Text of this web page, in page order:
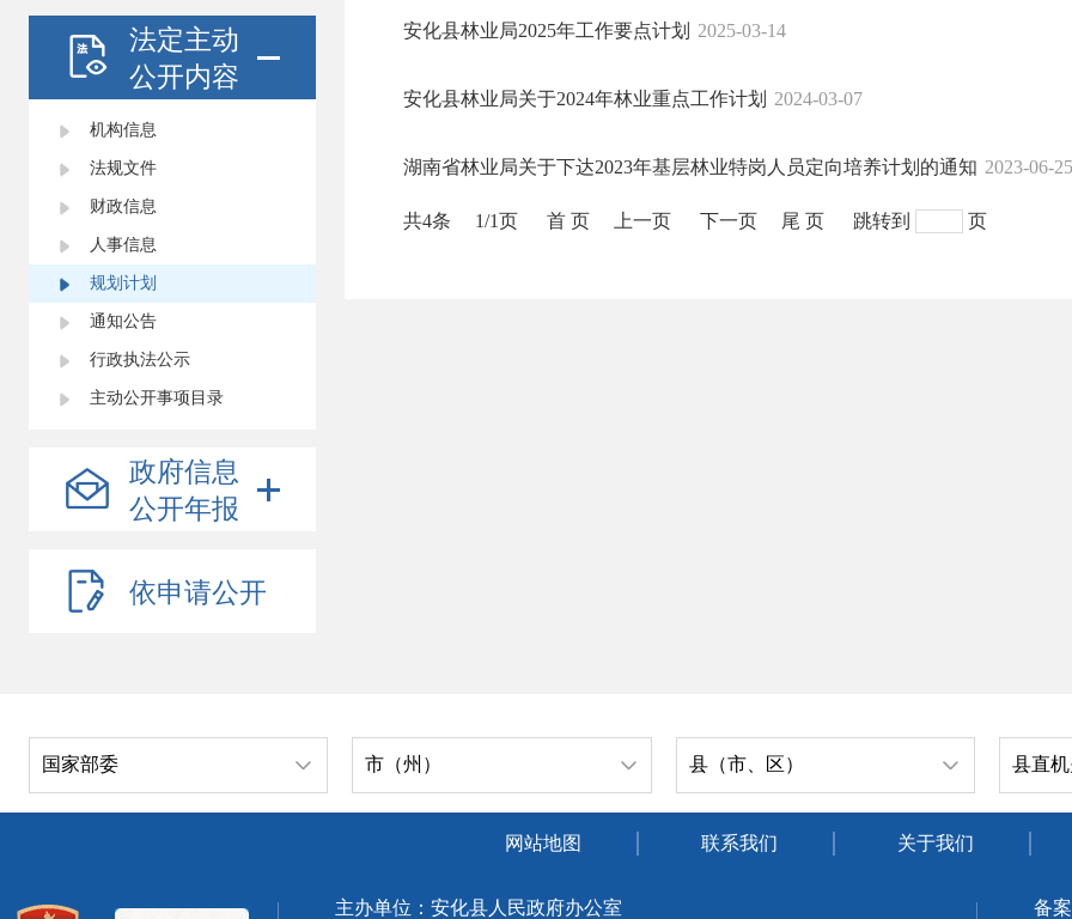
法定主动
公开内容
机构信息
法规文件
财政信息
人事信息
规划计划
通知公告
行政执法公示
主动公开事项目录
政府信息
公开年报
依申请公开
安化县林业局2025年工作要点计划 2025-03-14
安化县林业局关于2024年林业重点工作计划 2024-03-07
湖南省林业局关于下达2023年基层林业特岗人员定向培养计划的通知 2023-06-25
共4条 1/1页 首 页 上一页 下一页 尾 页 跳转到 页
国家部委 市（州） 县（市、区） 县直
网站地图 联系我们 关于我们
主办单位：安化县人民政府办公室 备